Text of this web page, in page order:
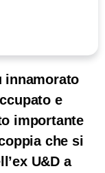
innamorato
e
importante
che si
U&D a